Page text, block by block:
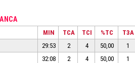
MIN TCA TCI %TC T3A
29:53 2 4 50,00 1
32:08 2 4 50,00 1